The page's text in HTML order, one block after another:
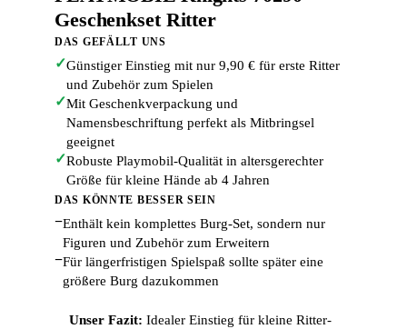
Geschenkset Ritter
DAS GEFÄLLT UNS
✓Günstiger Einstieg mit nur 9,90 € für erste Ritter
und Zubehör zum Spielen
✓Mit Geschenkverpackung und
Namensbeschriftung perfekt als Mitbringsel
geeignet
✓Robuste Playmobil-Qualität in altersgerechter
Größe für kleine Hände ab 4 Jahren
DAS KÖNNTE BESSER SEIN
−Enthält kein komplettes Burg-Set, sondern nur
Figuren und Zubehör zum Erweitern
−Für längerfristigen Spielspaß sollte später eine
größere Burg dazukommen
Unser Fazit: Idealer Einstieg für kleine Ritter-